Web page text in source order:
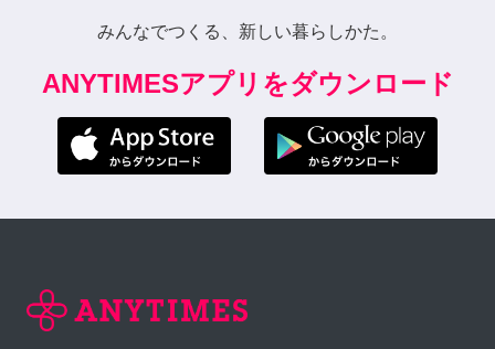
みんなでつくる、新しい暮らしかた。
ANYTIMESアプリをダウンロード